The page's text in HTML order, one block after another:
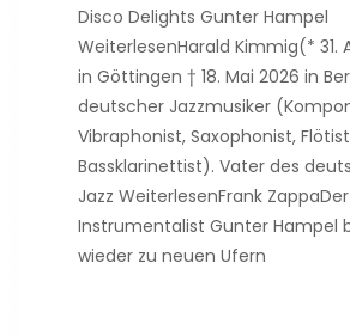
Disco Delights Gunter Hampel
WeiterlesenHarald Kimmig(* 31.
in Göttingen † 18. Mai 2026 in
deutscher Jazzmusiker
Vibraphonist, Saxophonist,
Bassklarinettist). Vater des
Jazz WeiterlesenFrank
Instrumentalist Gunter Hampel
wieder zu neuen Ufern